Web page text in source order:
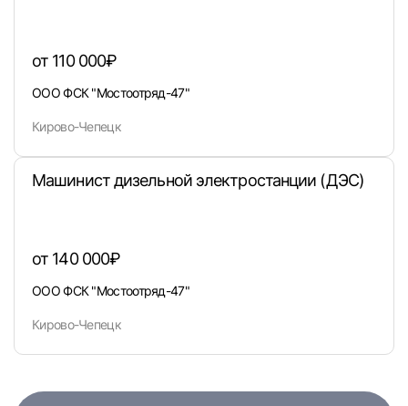
от 110 000₽
ООО ФСК "Мостоотряд-47"
Кирово-Чепецк
Машинист дизельной электростанции (ДЭС)
от 140 000₽
ООО ФСК "Мостоотряд-47"
Кирово-Чепецк